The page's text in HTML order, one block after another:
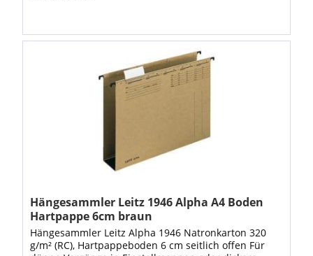
Hängesammler Leitz 1946 Alpha A4 Boden
Hartpappe 6cm braun
Hängesammler Leitz Alpha 1946 Natronkarton 320
g/m² (RC), Hartpappeboden 6 cm seitlich offen Für